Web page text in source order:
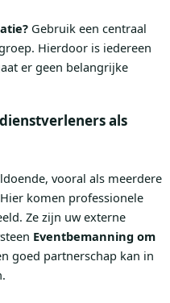
Gebruik een centraal
Hierdoor is iedereen
er geen belangrijke
als
vooral als meerdere
komen professionele
Ze zijn uw externe
Eventbemanning om
goed partnerschap kan in